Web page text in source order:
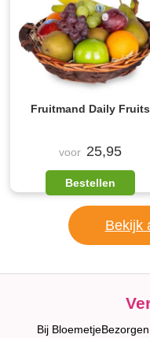
Fruitmand Daily Fruits
voor 25,95
Bestellen
Bekijk
Bij